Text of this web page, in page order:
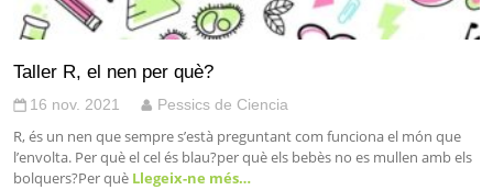
Taller R, el nen per què?
16 nov. 2021 Pessics de Ciencia
R, és un nen que sempre s’està preguntant com funciona el món que
l’envolta. Per què el cel és blau?per què els bebès no es mullen amb els
bolquers?Per què Llegeix-ne més…